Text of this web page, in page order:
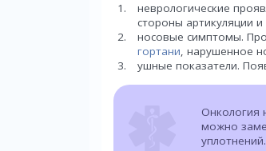
неврологические
стороны артикуляции
носовые симптомы.
гортани, нарушенное
ушные показатели.
Онкология
можно
уплотнений.